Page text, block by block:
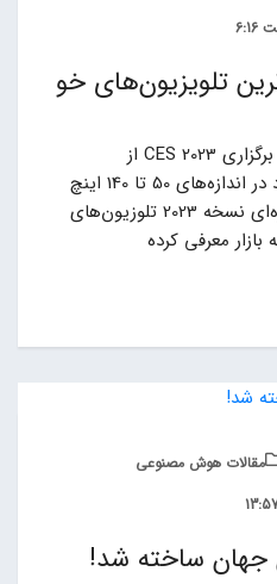
تلویزیون‌های خو
کمپانی سامسونگ در جریان برگزاری 2023 CES از
جدیدترین تلویریون‌های خود در اندازه‌های 50 تا 140 اینچ
رونمایی کرد. در واقع غول کره‌ای نسخه 2023 تلوزیون‌های
مقالات هوش مصنوعی
جهان ساخته شد!